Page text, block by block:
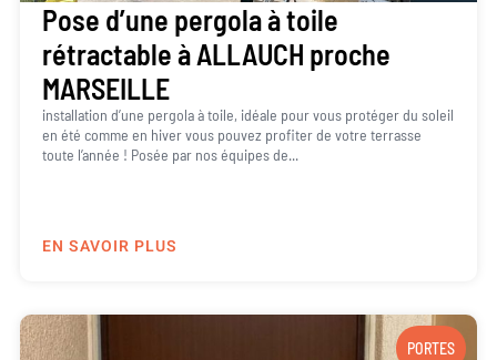
Pose d’une pergola à toile
rétractable à ALLAUCH proche
MARSEILLE
installation d’une pergola à toile, idéale pour vous protéger du soleil
en été comme en hiver vous pouvez profiter de votre terrasse
toute l’année ! Posée par nos équipes de...
EN SAVOIR PLUS
PORTES